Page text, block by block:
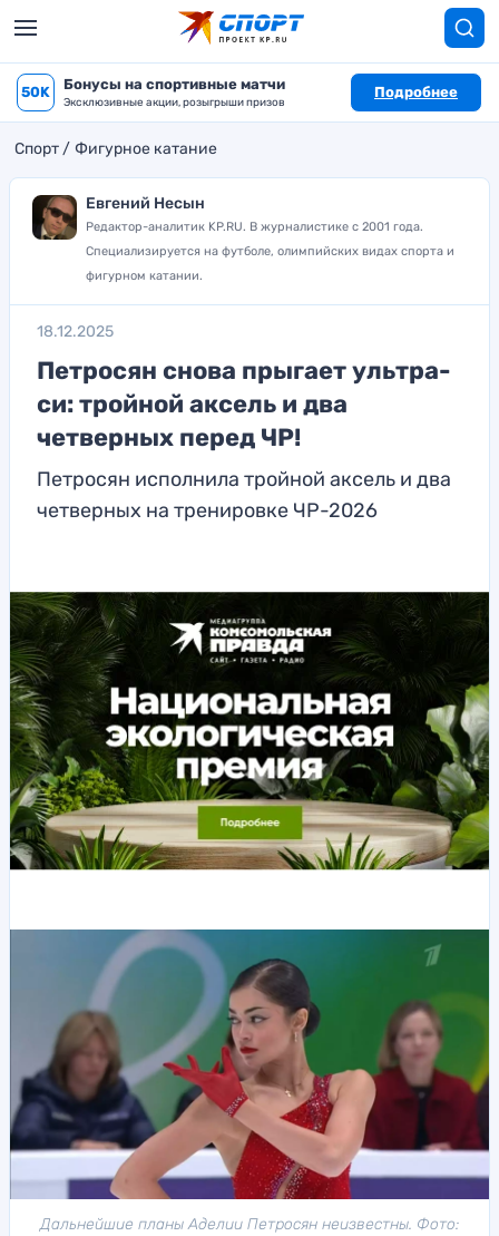
50K Бонусы на спортивные матчи
Эксклюзивные акции, розыгрыши призов
Подробнее
Спорт Фигурное катание
Евгений Несын
Редактор-аналитик KP.RU. В журналистике с 2001 года.
Специализируется на футболе, олимпийских видах спорта и
фигурном катании.
18.12.2025
Петросян снова прыгает ультра-
си: тройной аксель и два
четверных перед ЧР!
Петросян исполнила тройной аксель и два
четверных на тренировке ЧР-2026
Дальнейшие планы Аделии Петросян неизвестны. Фото: